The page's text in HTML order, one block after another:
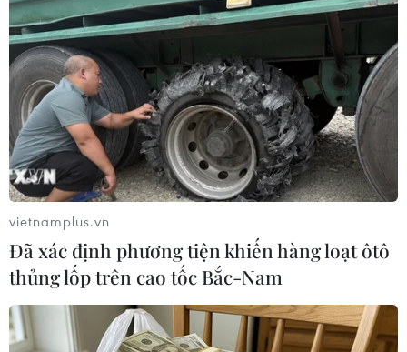
Theo dõi VietnamPlus
TIN LIÊN QUAN
vietnamplus.vn
Đã xác định phương tiện khiến hàng loạt ôtô
thủng lốp trên cao tốc Bắc-Nam